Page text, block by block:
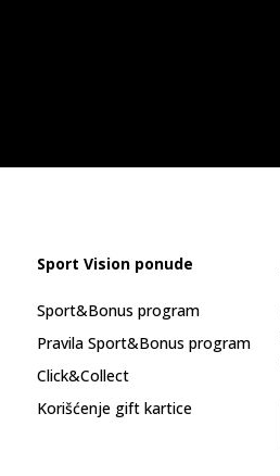
Sport Vision ponude
Sport&Bonus program
Pravila Sport&Bonus program
Click&Collect
Korišćenje gift kartice